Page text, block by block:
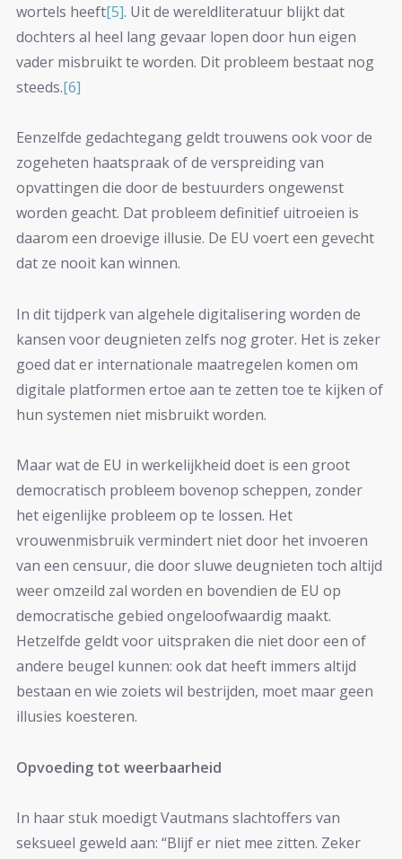
wortels heeft[5]. Uit de wereldliteratuur blijkt dat
dochters al heel lang gevaar lopen door hun eigen
vader misbruikt te worden. Dit probleem bestaat nog
steeds.[6]
Eenzelfde gedachtegang geldt trouwens ook voor de
zogeheten haatspraak of de verspreiding van
opvattingen die door de bestuurders ongewenst
worden geacht. Dat probleem definitief uitroeien is
daarom een droevige illusie. De EU voert een gevecht
dat ze nooit kan winnen.
In dit tijdperk van algehele digitalisering worden de
kansen voor deugnieten zelfs nog groter. Het is zeker
goed dat er internationale maatregelen komen om
digitale platformen ertoe aan te zetten toe te kijken of
hun systemen niet misbruikt worden.
Maar wat de EU in werkelijkheid doet is een groot
democratisch probleem bovenop scheppen, zonder
het eigenlijke probleem op te lossen. Het
vrouwenmisbruik vermindert niet door het invoeren
van een censuur, die door sluwe deugnieten toch altijd
weer omzeild zal worden en bovendien de EU op
democratische gebied ongeloofwaardig maakt.
Hetzelfde geldt voor uitspraken die niet door een of
andere beugel kunnen: ook dat heeft immers altijd
bestaan en wie zoiets wil bestrijden, moet maar geen
illusies koesteren.
Opvoeding tot weerbaarheid
In haar stuk moedigt Vautmans slachtoffers van
seksueel geweld aan: “Blijf er niet mee zitten. Zeker